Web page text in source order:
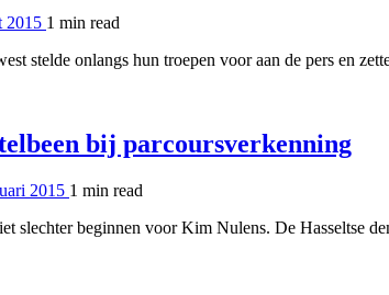
2015 1 min read
stelde onlangs hun troepen voor aan de pers en
bij parcoursverkenning
2015 1 min read
slechter beginnen voor Kim Nulens. De Hasseltse